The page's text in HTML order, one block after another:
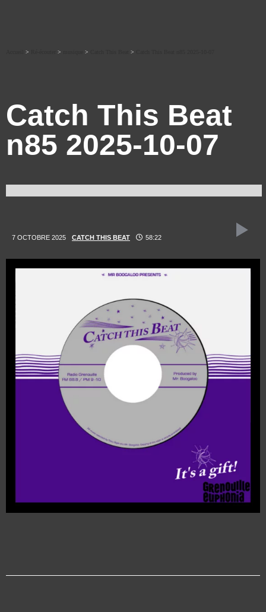
> > > >
Catch This Beat
n85 2025-10-07
7 OCTOBRE 2025 CATCH THIS BEAT 58:22